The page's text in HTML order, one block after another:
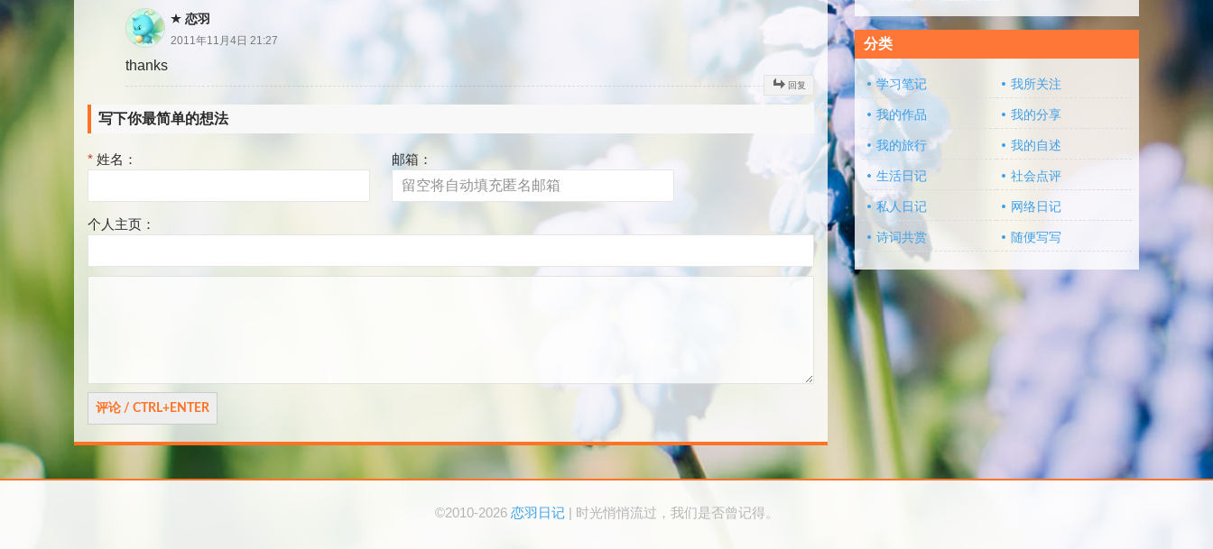
恋羽
2011年11月4日 21:27
thanks
回复
写下你最简单的想法
* 姓名： 邮箱：
个人主页：
分类
学习笔记 我所关注
我的作品 我的分享
我的旅行 我的自述
生活日记 社会点评
私人日记 网络日记
诗词共赏 随便写写
©2010-2026 恋羽日记 | 时光悄悄流过，我们是否曾记得。